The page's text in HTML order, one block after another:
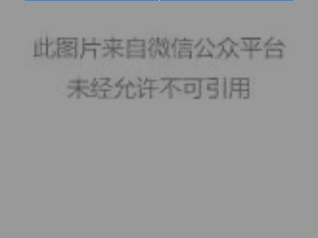
一、根据我国《私募投资基金监督管
理暂行办法》的规定，私募基金合格
投资者的标准如下：
1、具备相应风险识别能力和风险承担